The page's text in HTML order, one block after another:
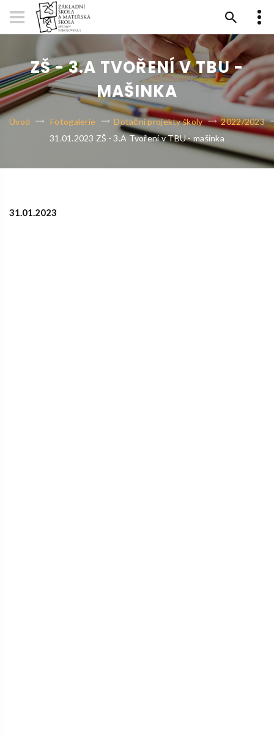
ZŠ - 3.A TVOŘENÍ V TBU -
MAŠINKA
Úvod Fotogalerie Dotační projekty školy
2022/2023
31.01.2023 ZŠ - 3.A Tvoření v TBU - mašinka
31.01.2023